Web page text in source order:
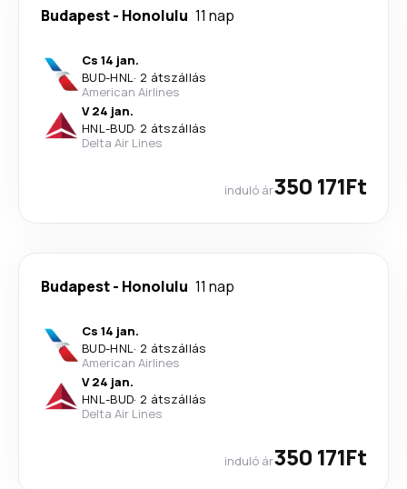
Budapest- Honolulu 11 nap
Cs 14 jan.
BUD-HNL· 2 átszállás
American Airlines
V 24 jan.
HNL-BUD· 2 átszállás
Delta Air Lines
induló ár350 171Ft
Budapest- Honolulu 11 nap
Cs 14 jan.
BUD-HNL· 2 átszállás
American Airlines
V 24 jan.
HNL-BUD· 2 átszállás
Delta Air Lines
induló ár350 171Ft